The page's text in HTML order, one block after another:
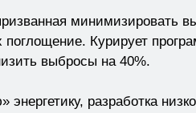
минимизировать
Курирует
выбросы на 40%.
разработка